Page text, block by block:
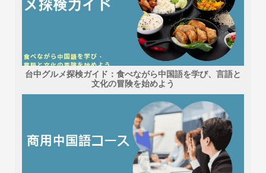
台中グルメ探検ガイド：食べながら中国語を学び、言語と
文化の冒険を始めよう